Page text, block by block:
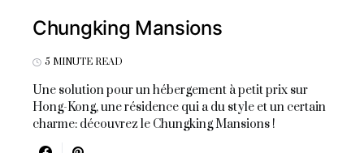
Chungking Mansions
5 MINUTE READ
Une solution pour un hébergement à petit prix sur
Hong-Kong, une résidence qui a du style et un certain
charme: découvrez le Chungking Mansions !